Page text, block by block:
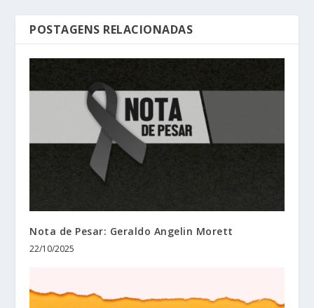
POSTAGENS RELACIONADAS
Nota de Pesar: Geraldo Angelin Morett
22/10/2025